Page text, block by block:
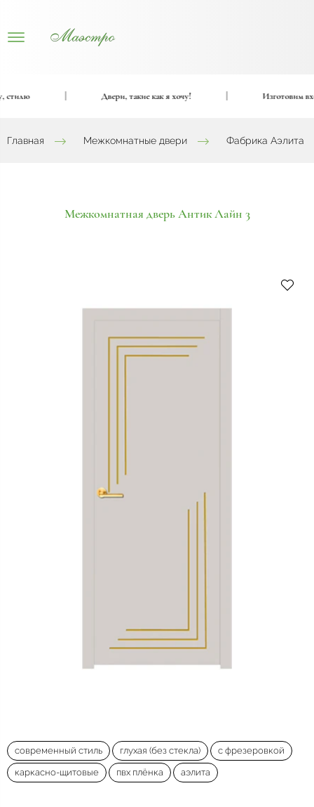
Двери, такие как я хочу! Изготовим
Главная Межкомнатные двери Фабрика Аэлита
Межкомнатная дверь Антик Лайн 3
современный стиль глухая (без стекла) с фрезеровкой
каркасно-щитовые пвх плёнка аэлита